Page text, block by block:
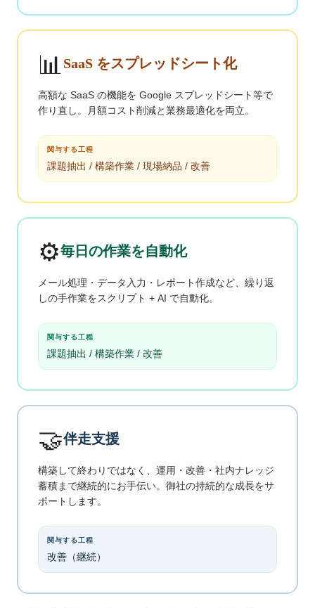
📊 SaaS をスプレッドシート化
高額な SaaS の機能を Google スプレッドシート等で
作り直し。月額コスト削減と業務最適化を両立。
関与する工程
課題抽出 / 構築作業 / 現場納品 / 改善
⚙毎日の作業を自動化
メール処理・データ入力・レポート作成など、繰り返
しの手作業をスクリプト + AI で自動化。
関与する工程
課題抽出 / 構築作業 / 改善
🤝伴走支援
構築して終わりではなく、運用・改善・社内ナレッジ
蓄積まで継続的にお手伝い。御社の持続的な成長をサ
ポートします。
関与する工程
改善（継続）